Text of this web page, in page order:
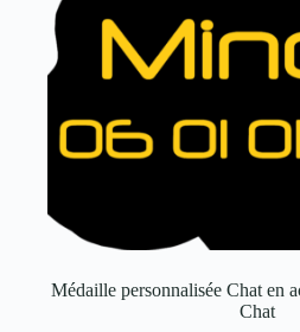
Médaille personnalisée Chat en
Chat